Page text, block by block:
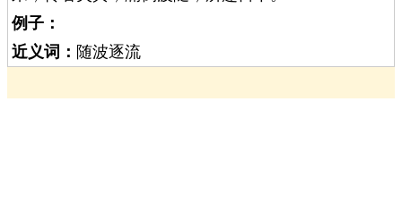
例子：
近义词： 随波逐流